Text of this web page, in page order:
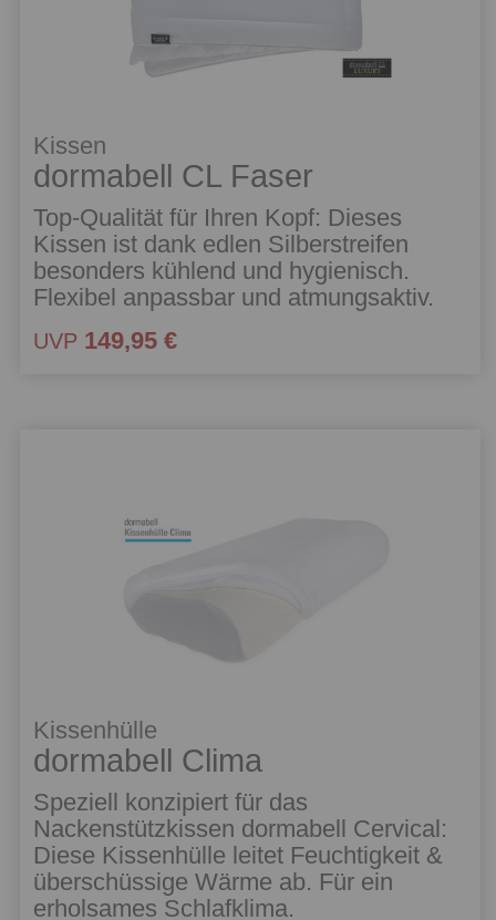
Kissen
dormabell CL Faser
Top-Qualität für Ihren Kopf: Dieses
Kissen ist dank edlen Silberstreifen
besonders kühlend und hygienisch.
Flexibel anpassbar und atmungsaktiv.
UVP 149,95 €
Kissenhülle
dormabell Clima
Speziell konzipiert für das
Nackenstützkissen dormabell Cervical:
Diese Kissenhülle leitet Feuchtigkeit &
überschüssige Wärme ab. Für ein
erholsames Schlafklima.